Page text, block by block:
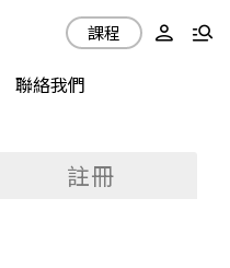
聯絡我們
課程
註冊